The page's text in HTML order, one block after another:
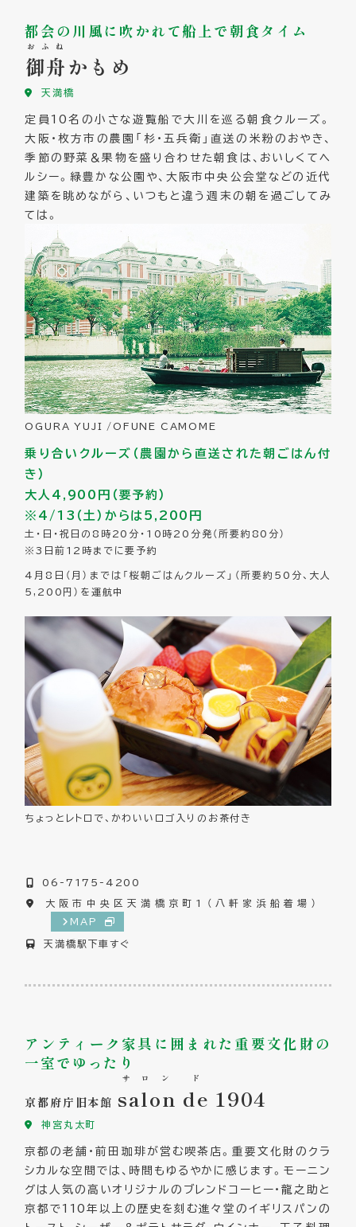
都会の川風に吹かれて船上で朝食タイム
御舟
おふね
かもめ
天満橋
定員10名の小さな遊覧船で大川を巡る朝食クルーズ。
大阪・枚方市の農園「杉・五兵衛」直送の米粉のおやき、
季節の野菜＆果物を盛り合わせた朝食は、おいしくてヘ
ルシー。緑豊かな公園や、大阪市中央公会堂などの近代
建築を眺めながら、いつもと違う週末の朝を過ごしてみ
ては。
OGURA YUJI /OFUNE CAMOME
乗り合いクルーズ（農園から直送された朝ごはん付
き）
大人4,900円（要予約）
※4/13（土）からは5,200円
土・日・祝日の8時20分・10時20分発（所要約80分）
※3日前12時までに要予約
4月8日（月）までは「桜朝ごはんクルーズ」（所要約50分、大人
5,200円）を運航中
ちょっとレトロで、かわいいロゴ入りのお茶付き
06-7175-4200
大阪市中央区天満橋京町1（八軒家浜船着場）
MAP
天満橋駅下車すぐ
アンティーク家具に囲まれた重要文化財の
一室でゆったり
京都府庁旧本館 salon
サロン
de
ド
1904
神宮丸太町
京都の老舗・前田珈琲が営む喫茶店。重要文化財のクラ
シカルな空間では、時間もゆるやかに感じます。モーニン
グは人気の高いオリジナルのブレンドコーヒー・龍之助と
京都で110年以上の歴史を刻む進々堂のイギリスパンの